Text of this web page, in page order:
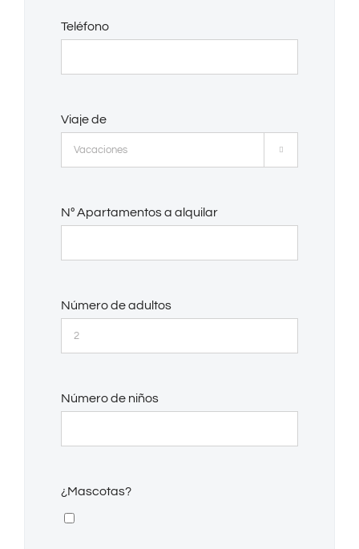
Teléfono
Viaje de

Nº Apartamentos a alquilar
Número de adultos
Número de niños
¿Mascotas?